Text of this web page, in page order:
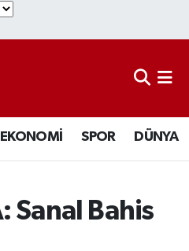
EKONOMİ SPOR DÜNYA
Sanal Bahis
Haritası
ve Fikstür